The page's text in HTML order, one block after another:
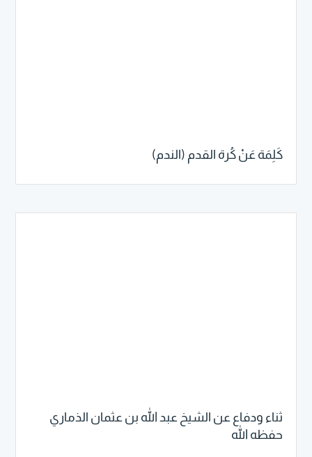
كَلِمَة عَنْ كُرة القدم (الندم)
ثناء ودفاع عن الشيخ عبد الله بن عثمان الذماري
حفظه الله